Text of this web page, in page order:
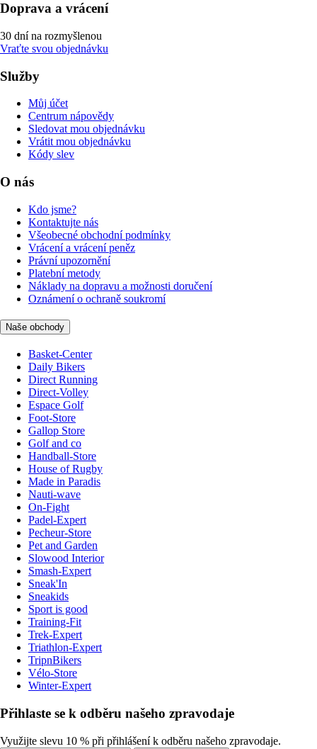
Doprava a vrácení
30 dní na rozmyšlenou
Vraťte svou objednávku
Služby
Můj účet
Centrum nápovědy
Sledovat mou objednávku
Vrátit mou objednávku
Kódy slev
O nás
Kdo jsme?
Kontaktujte nás
Všeobecné obchodní podmínky
Vrácení a vrácení peněz
Právní upozornění
Platební metody
Náklady na dopravu a možnosti doručení
Oznámení o ochraně soukromí
Naše obchody
Basket-Center
Daily Bikers
Direct Running
Direct-Volley
Espace Golf
Foot-Store
Gallop Store
Golf and co
Handball-Store
House of Rugby
Made in Paradis
Nauti-wave
On-Fight
Padel-Expert
Pecheur-Store
Pet and Garden
Slowood Interior
Smash-Expert
Sneak'In
Sneakids
Sport is good
Training-Fit
Trek-Expert
Triathlon-Expert
TripnBikers
Vélo-Store
Winter-Expert
Přihlaste se k odběru našeho zpravodaje
Využijte slevu 10 % při přihlášení k odběru našeho zpravodaje.